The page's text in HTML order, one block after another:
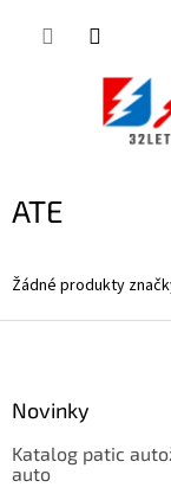
ATE
Žádné produkty
Novinky
Katalog patic
auto